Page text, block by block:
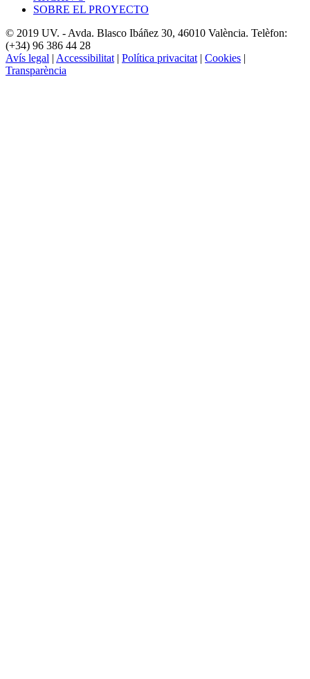
SOBRE EL PROYECTO
© 2019 UV. - Avda. Blasco Ibáñez 30, 46010 València. Telèfon:
(+34) 96 386 44 28
Avís legal | Accessibilitat | Política privacitat | Cookies |
Transparència